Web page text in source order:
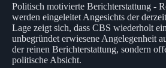
Politisch motivierte Berichterstattung -
werden eingeleitet Angesichts der
Lage zeigt sich, dass CBS wiederholt
unbegründet erwiesene Angelegenheit
der reinen Berichterstattung, sondern
politische Absicht.